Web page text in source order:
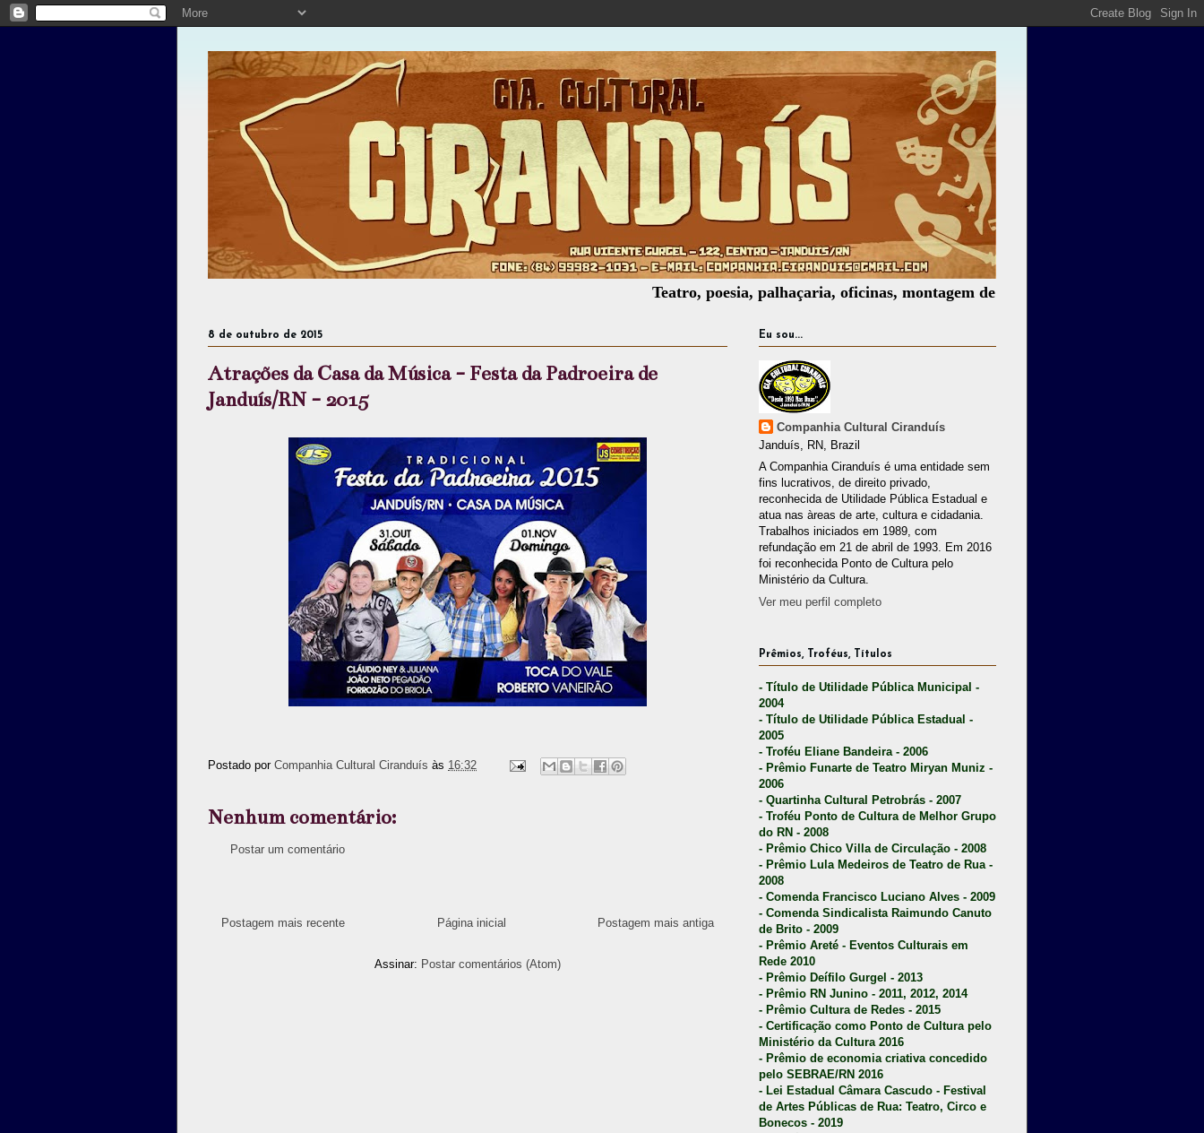
Teatro, poesia, palhaçaria, oficinas, montagem de espetáculos, assessoria cultural,
8 de outubro de 2015
Atrações da Casa da Música - Festa da Padroeira de
Janduís/RN - 2015
Postado por Companhia Cultural Ciranduís às 16:32
Nenhum comentário:
Postar um comentário
Postagem mais recente Postagem mais antiga
Página inicial
Assinar: Postar comentários (Atom)
Eu sou...
Companhia Cultural Ciranduís
Janduís, RN, Brazil
A Companhia Ciranduís é uma entidade sem
fins lucrativos, de direito privado,
reconhecida de Utilidade Pública Estadual e
atua nas àreas de arte, cultura e cidadania.
Trabalhos iniciados em 1989, com
refundação em 21 de abril de 1993. Em 2016
foi reconhecida Ponto de Cultura pelo
Ministério da Cultura.
Ver meu perfil completo
Prêmios, Troféus, Títulos
- Título de Utilidade Pública Municipal -
2004
- Título de Utilidade Pública Estadual -
2005
- Troféu Eliane Bandeira - 2006
- Prêmio Funarte de Teatro Miryan Muniz -
2006
- Quartinha Cultural Petrobrás - 2007
- Troféu Ponto de Cultura de Melhor Grupo
do RN - 2008
- Prêmio Chico Villa de Circulação - 2008
- Prêmio Lula Medeiros de Teatro de Rua -
2008
- Comenda Francisco Luciano Alves - 2009
- Comenda Sindicalista Raimundo Canuto
de Brito - 2009
- Prêmio Areté - Eventos Culturais em
Rede 2010
- Prêmio Deífilo Gurgel - 2013
- Prêmio RN Junino - 2011, 2012, 2014
- Prêmio Cultura de Redes - 2015
- Certificação como Ponto de Cultura pelo
Ministério da Cultura 2016
- Prêmio de economia criativa concedido
pelo SEBRAE/RN 2016
- Lei Estadual Câmara Cascudo - Festival
de Artes Públicas de Rua: Teatro, Circo e
Bonecos - 2019